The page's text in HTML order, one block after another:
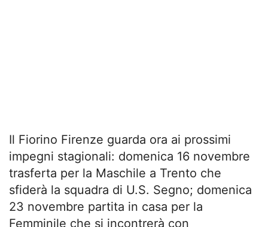
Il Fiorino Firenze guarda ora ai prossimi
impegni stagionali: domenica 16 novembre
trasferta per la Maschile a Trento che
sfiderà la squadra di U.S. Segno; domenica
23 novembre partita in casa per la
Femminile che si incontrerà con